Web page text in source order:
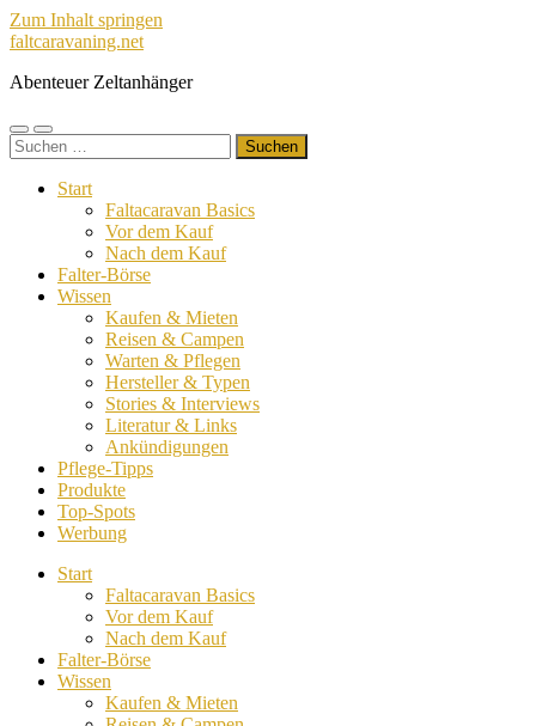
Zum Inhalt springen
faltcaravaning.net
Abenteuer Zeltanhänger
Mobile-
Menü
Suchfeld
ein-/ausblenden
Suchen
nach:
Start
Faltacaravan Basics
Vor dem Kauf
Nach dem Kauf
Falter-Börse
Wissen
Kaufen & Mieten
Reisen & Campen
Warten & Pflegen
Hersteller & Typen
Stories & Interviews
Literatur & Links
Ankündigungen
Pflege-Tipps
Produkte
Top-Spots
Werbung
Start
Faltacaravan Basics
Vor dem Kauf
Nach dem Kauf
Falter-Börse
Wissen
Kaufen & Mieten